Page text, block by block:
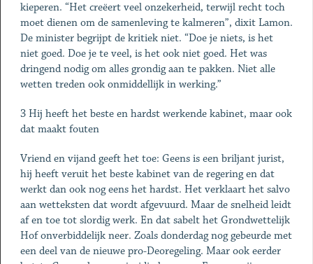
kieperen. “Het creëert veel onzekerheid, terwijl recht toch
moet dienen om de samenleving te kalmeren”, dixit Lamon.
De minister begrijpt de kritiek niet. “Doe je niets, is het
niet goed. Doe je te veel, is het ook niet goed. Het was
dringend nodig om alles grondig aan te pakken. Niet alle
wetten treden ook onmiddellijk in werking.”
3 Hij heeft het beste en hardst werkende ­kabinet, maar ook
dat maakt fouten
Vriend en vijand geeft het toe: Geens is een briljant jurist,
hij heeft veruit het beste kabinet van de regering en dat
werkt dan ook nog eens het hardst. Het verklaart het salvo
aan wetteksten dat wordt afgevuurd. Maar de snelheid leidt
af en toe tot slordig werk. En dat sabelt het Grondwettelijk
Hof onverbiddelijk neer. Zoals donderdag nog gebeurde met
een deel van de nieuwe pro-Deoregeling. Maar ook eerder